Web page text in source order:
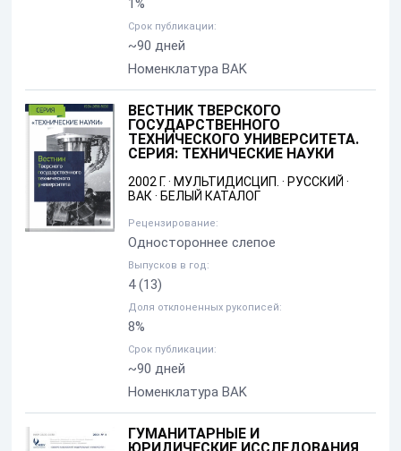
1%
Срок публикации:
~90 дней
Номенклатура BAK
ВЕСТНИК ТВЕРСКОГО
ГОСУДАРСТВЕННОГО
ТЕХНИЧЕСКОГО УНИВЕРСИТЕТА.
СЕРИЯ: ТЕХНИЧЕСКИЕ НАУКИ
2002 Г.· МУЛЬТИДИСЦИП. · РУССКИЙ ·
ВАК· БЕЛЫЙ КАТАЛОГ
Рецензирование:
Одностороннее слепое
Выпусков в год:
4(13)
Доля отклоненных рукописей:
8%
Срок публикации:
~90 дней
Номенклатура BAK
ГУМАНИТАРНЫЕ И